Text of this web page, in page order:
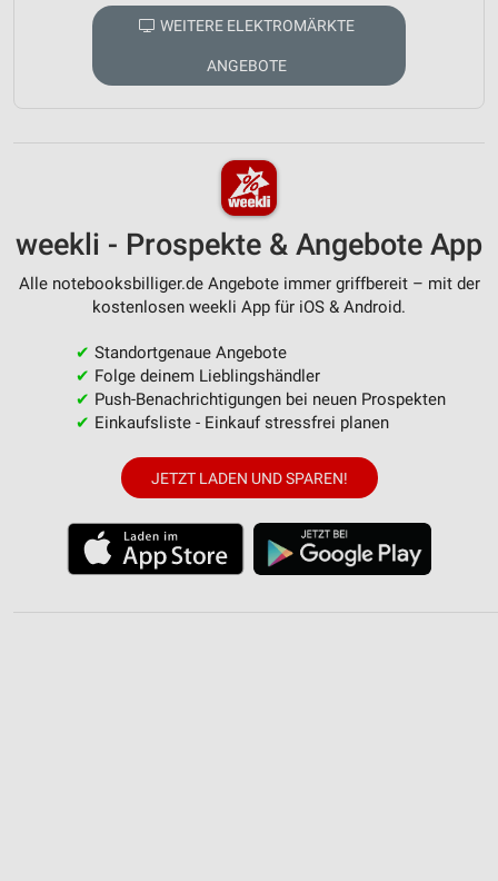
WEITERE ELEKTROMÄRKTE
ANGEBOTE
weekli - Prospekte & Angebote App
Alle notebooksbilliger.de Angebote immer griffbereit – mit der
kostenlosen weekli App für iOS & Android.
✔ Standortgenaue Angebote
✔ Folge deinem Lieblingshändler
✔ Push-Benachrichtigungen bei neuen Prospekten
✔ Einkaufsliste - Einkauf stressfrei planen
JETZT LADEN UND SPAREN!